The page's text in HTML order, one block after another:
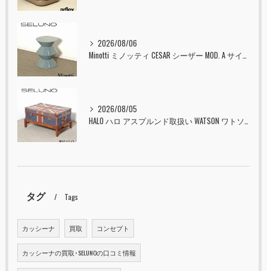
2026/08/06
2026/08/05
タグ Tags
カッシーナ 買取 コンセプト
カッシーナの買取･SELUNOの口コミ情報